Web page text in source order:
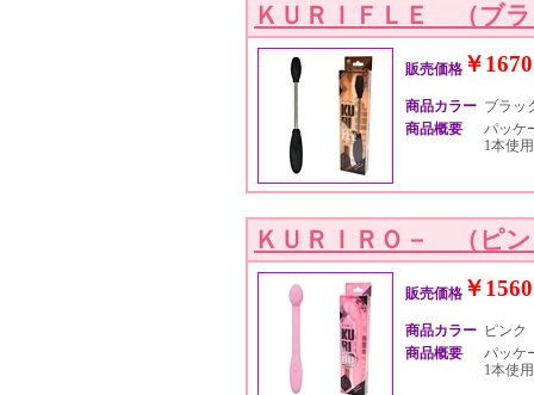
ＫＵＲＩＦＬＥ （ブ
販売価格 ￥1670
商品カラー ブラッ
商品概要
パッケ
1本使用
ＫＵＲＩＲＯ－ （ピ
販売価格 ￥1560
商品カラー ピンク
商品概要
パッケ
1本使用